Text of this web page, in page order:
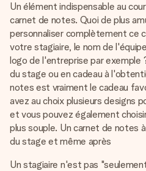
Un élément indispensable au
carnet de notes. Quoi de plus
personnaliser complètement ce
votre stagiaire, le nom de
logo de l'entreprise par exemple
du stage ou en cadeau à
notes est vraiment le cadeau
avez au choix plusieurs designs
et vous pouvez également
plus souple. Un carnet de notes
du stage et même après
Un stagiaire n'est pas